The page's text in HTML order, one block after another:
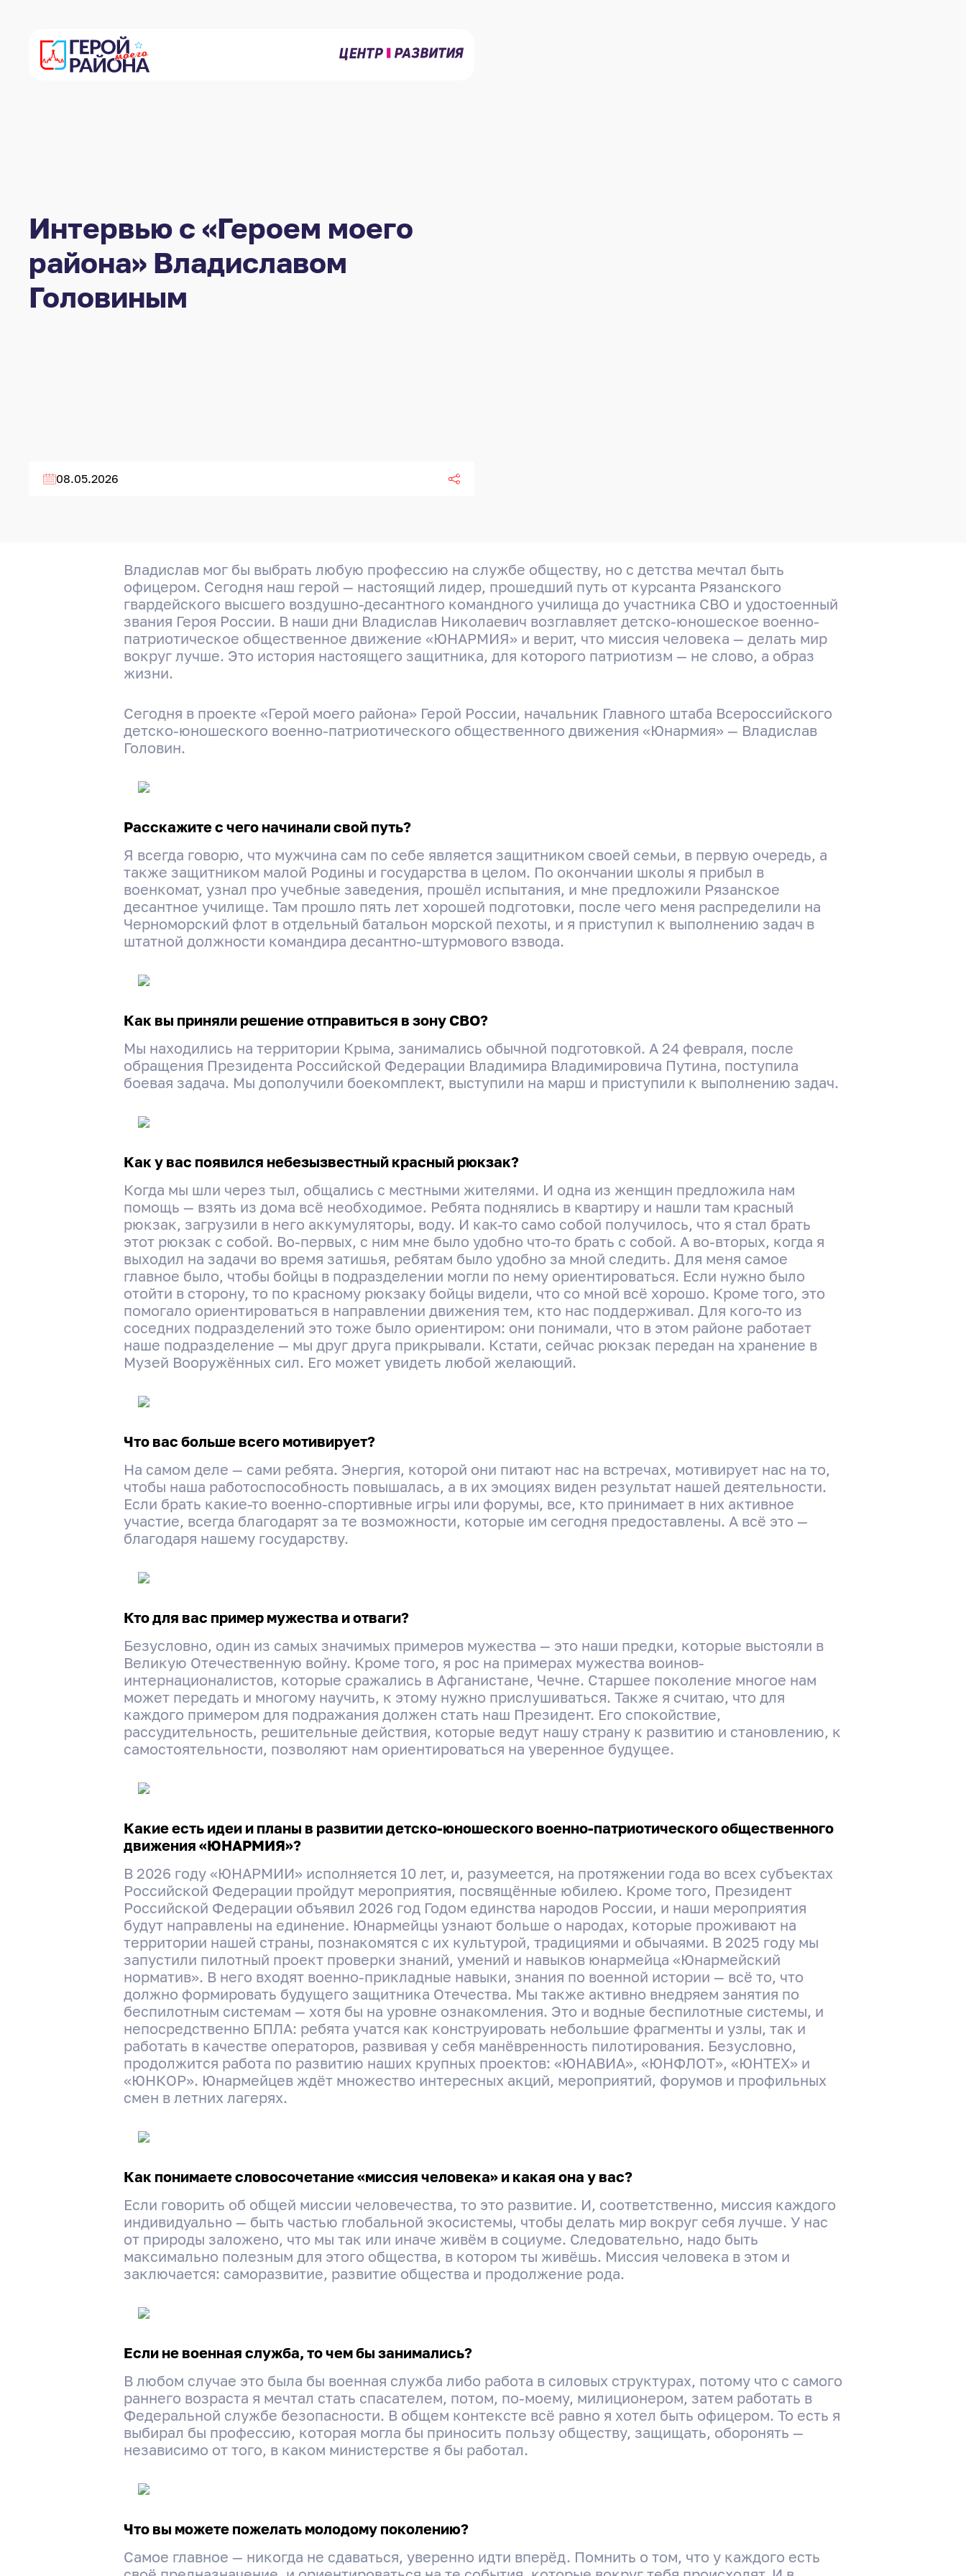
Интервью с «Героем моего
района» Владиславом
Головиным
08.05.2026
района» Владиславом
Поделиться
Владислав мог бы выбрать любую профессию на службе обществу, но с детства мечтал быть
офицером. Сегодня наш герой — настоящий лидер, прошедший путь от курсанта Рязанского
гвардейского высшего воздушно-десантного командного училища до участника СВО и удостоенный
звания Героя России. В наши дни Владислав Николаевич возглавляет детско-юношеское военно-
патриотическое общественное движение «ЮНАРМИЯ» и верит, что миссия человека — делать мир
вокруг лучше. Это история настоящего защитника, для которого патриотизм — не слово, а образ
жизни.
Сегодня в проекте «Герой моего района» Герой России, начальник Главного штаба Всероссийского
детско-юношеского военно-патриотического общественного движения «Юнармия» — Владислав
Головин.
Расскажите с чего начинали свой путь?
Я всегда говорю, что мужчина сам по себе является защитником своей семьи, в первую очередь, а
также защитником малой Родины и государства в целом. По окончании школы я прибыл в
военкомат, узнал про учебные заведения, прошёл испытания, и мне предложили Рязанское
десантное училище. Там прошло пять лет хорошей подготовки, после чего меня распределили на
Черноморский флот в отдельный батальон морской пехоты, и я приступил к выполнению задач в
штатной должности командира десантно-штурмового взвода.
Как вы приняли решение отправиться в зону СВО?
Мы находились на территории Крыма, занимались обычной подготовкой. А 24 февраля, после
обращения Президента Российской Федерации Владимира Владимировича Путина, поступила
боевая задача. Мы дополучили боекомплект, выступили на марш и приступили к выполнению задач.
Как у вас появился небезызвестный красный рюкзак?
Когда мы шли через тыл, общались с местными жителями. И одна из женщин предложила нам
помощь — взять из дома всё необходимое. Ребята поднялись в квартиру и нашли там красный
рюкзак, загрузили в него аккумуляторы, воду. И как-то само собой получилось, что я стал брать
этот рюкзак с собой. Во-первых, с ним мне было удобно что-то брать с собой. А во-вторых, когда я
выходил на задачи во время затишья, ребятам было удобно за мной следить. Для меня самое
главное было, чтобы бойцы в подразделении могли по нему ориентироваться. Если нужно было
отойти в сторону, то по красному рюкзаку бойцы видели, что со мной всё хорошо. Кроме того, это
помогало ориентироваться в направлении движения тем, кто нас поддерживал. Для кого-то из
соседних подразделений это тоже было ориентиром: они понимали, что в этом районе работает
наше подразделение — мы друг друга прикрывали. Кстати, сейчас рюкзак передан на хранение в
Музей Вооружённых сил. Его может увидеть любой желающий.
Что вас больше всего мотивирует?
На самом деле — сами ребята. Энергия, которой они питают нас на встречах, мотивирует нас на то,
чтобы наша работоспособность повышалась, а в их эмоциях виден результат нашей деятельности.
Если брать какие-то военно-спортивные игры или форумы, все, кто принимает в них активное
участие, всегда благодарят за те возможности, которые им сегодня предоставлены. А всё это —
благодаря нашему государству.
Кто для вас пример мужества и отваги?
Безусловно, один из самых значимых примеров мужества — это наши предки, которые выстояли в
Великую Отечественную войну. Кроме того, я рос на примерах мужества воинов-
интернационалистов, которые сражались в Афганистане, Чечне. Старшее поколение многое нам
может передать и многому научить, к этому нужно прислушиваться. Также я считаю, что для
каждого примером для подражания должен стать наш Президент. Его спокойствие,
рассудительность, решительные действия, которые ведут нашу страну к развитию и становлению, к
самостоятельности, позволяют нам ориентироваться на уверенное будущее.
Какие есть идеи и планы в развитии детско-юношеского военно-патриотического общественного
движения «ЮНАРМИЯ»?
В 2026 году «ЮНАРМИИ» исполняется 10 лет, и, разумеется, на протяжении года во всех субъектах
Российской Федерации пройдут мероприятия, посвящённые юбилею. Кроме того, Президент
Российской Федерации объявил 2026 год Годом единства народов России, и наши мероприятия
будут направлены на единение. Юнармейцы узнают больше о народах, которые проживают на
территории нашей страны, познакомятся с их культурой, традициями и обычаями. В 2025 году мы
запустили пилотный проект проверки знаний, умений и навыков юнармейца «Юнармейский
норматив». В него входят военно-прикладные навыки, знания по военной истории — всё то, что
должно формировать будущего защитника Отечества. Мы также активно внедряем занятия по
беспилотным системам — хотя бы на уровне ознакомления. Это и водные беспилотные системы, и
непосредственно БПЛА: ребята учатся как конструировать небольшие фрагменты и узлы, так и
работать в качестве операторов, развивая у себя манёвренность пилотирования. Безусловно,
продолжится работа по развитию наших крупных проектов: «ЮНАВИА», «ЮНФЛОТ», «ЮНТЕХ» и
«ЮНКОР». Юнармейцев ждёт множество интересных акций, мероприятий, форумов и профильных
смен в летних лагерях.
Как понимаете словосочетание «миссия человека» и какая она у вас?
Если говорить об общей миссии человечества, то это развитие. И, соответственно, миссия каждого
индивидуально — быть частью глобальной экосистемы, чтобы делать мир вокруг себя лучше. У нас
от природы заложено, что мы так или иначе живём в социуме. Следовательно, надо быть
максимально полезным для этого общества, в котором ты живёшь. Миссия человека в этом и
заключается: саморазвитие, развитие общества и продолжение рода.
Если не военная служба, то чем бы занимались?
В любом случае это была бы военная служба либо работа в силовых структурах, потому что с самого
раннего возраста я мечтал стать спасателем, потом, по-моему, милиционером, затем работать в
Федеральной службе безопасности. В общем контексте всё равно я хотел быть офицером. То есть я
выбирал бы профессию, которая могла бы приносить пользу обществу, защищать, оборонять —
независимо от того, в каком министерстве я бы работал.
Что вы можете пожелать молодому поколению?
Самое главное — никогда не сдаваться, уверенно идти вперёд. Помнить о том, что у каждого есть